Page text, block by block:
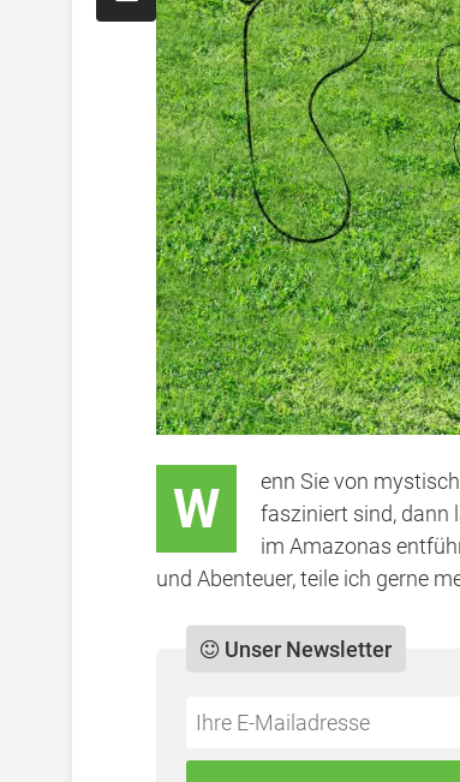
W
enn Sie von
fasziniert sind, dann
im Amazonas
und Abenteuer, teile ich gerne
Do
Unser Newsletter
*Ihre